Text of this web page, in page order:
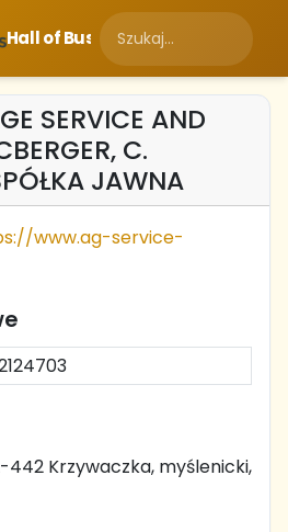
Hall of Business
SERVICE AND
C.
JAWNA
www.ag-service-
442 Krzywaczka, myślenicki,